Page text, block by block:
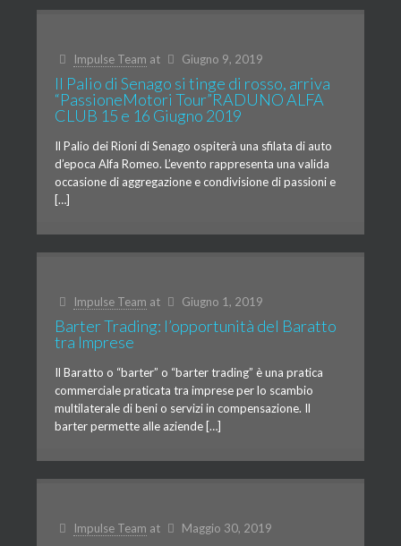
Impulse Team at Giugno 9, 2019
Il Palio di Senago si tinge di rosso, arriva
“PassioneMotori Tour”RADUNO ALFA
CLUB 15 e 16 Giugno 2019
Il Palio dei Rioni di Senago ospiterà una sfilata di auto
d’epoca Alfa Romeo. L’evento rappresenta una valida
occasione di aggregazione e condivisione di passioni e
[…]
Impulse Team at Giugno 1, 2019
Barter Trading: l’opportunità del Baratto
tra Imprese
Il Baratto o “barter” o “barter trading” è una pratica
commerciale praticata tra imprese per lo scambio
multilaterale di beni o servizi in compensazione. Il
barter permette alle aziende […]
Impulse Team at Maggio 30, 2019